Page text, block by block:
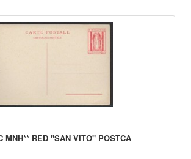
MNH** RED "SAN VITO" POSTCA